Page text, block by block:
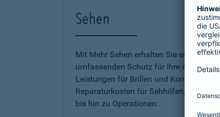
Sehen
Mit Mehr Sehen erhalten Sie einen
umfassenden Schutz für Ihre Augen inkl.
Leistungen für Brillen und Kontaktlinsen,
Reparaturkosten für Sehhilfen, Vorsorge
bis hin zu Operationen.